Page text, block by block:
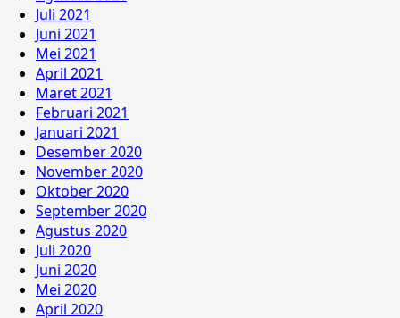
Juli 2021
Juni 2021
Mei 2021
April 2021
Maret 2021
Februari 2021
Januari 2021
Desember 2020
November 2020
Oktober 2020
September 2020
Agustus 2020
Juli 2020
Juni 2020
Mei 2020
April 2020